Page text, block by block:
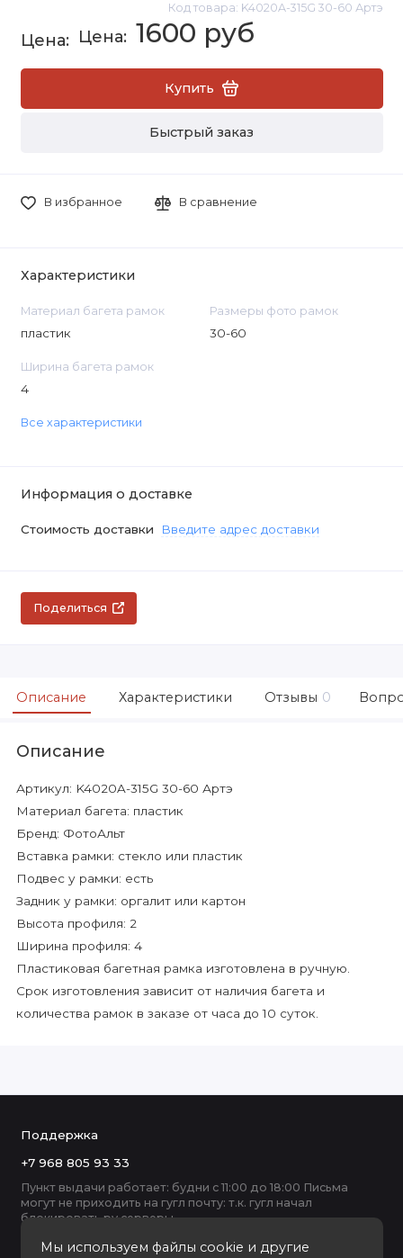
Код товара: K4020A-315G 30-60 Артэ
1600 руб
Купить
Быстрый заказ
В избранное В сравнение
Характеристики
Материал багета рамок
пластик
Размеры фото рамок
30-60
Ширина багета рамок
4
Все характеристики
Информация о доставке
Стоимость доставки Введите адрес доставки
Поделиться
Описание Характеристики Отзывы 0
Описание
Артикул: K4020A-315G 30-60 Артэ
Материал багета: пластик
Бренд: ФотоАльт
Вставка рамки: стекло или пластик
Подвес у рамки: есть
Задник у рамки: оргалит или картон
Высота профиля: 2
Ширина профиля: 4
Пластиковая багетная рамка изготовлена в ручную.
Срок изготовления зависит от наличия багета и
количества рамок в заказе от часа до 10 суток.
Мы используем файлы cookie и другие
Поддержка
+7 968 805 93 33
Пункт выдачи работает: будни с 11:00 до 18:00 Письма
могут не приходить на гугл почту: т.к. гугл начал
блокировать ру серверы